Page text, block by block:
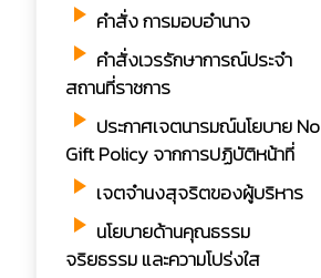
play_arrow คำสั่ง การมอบอำนาจ
play_arrow คำสั่งเวรรักษาการณ์ประจำ
สถานที่ราชการ
play_arrow ประกาศเจตนารมณ์นโยบาย No
Gift Policy จากการปฏิบัติหน้าที่
play_arrow เจตจำนงสุจริตของผู้บริหาร
play_arrow นโยบายด้านคุณธรรม
จริยธรรม และความโปร่งใส